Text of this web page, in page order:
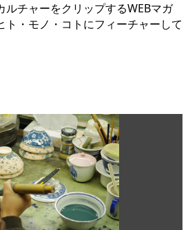
ルチャーをクリップするWEBマガ
ト・モノ・コトにフィーチャーして